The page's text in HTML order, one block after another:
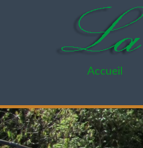
Accueil